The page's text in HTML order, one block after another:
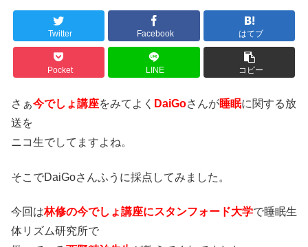
Twitter Facebook はてブ
Pocket LINE コピー
さぁ今でしょ講座をみてよく DaiGoさんが睡眠に関する放
送を
ニコ生でしてますよね。
そこでDaiGoさんふうに採点してみました。
今回は林修の今でしょ講座にスタンフォード大学で睡眠生
体リズム研究所で